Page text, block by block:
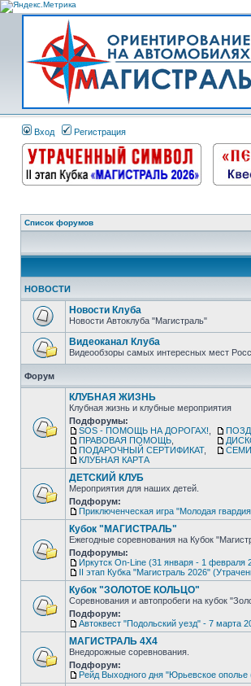
Вход Регистрация
Список форумов
НОВОСТИ
Новости Клуба
Новости Автоклуба "Магистраль"
Видеоканал Клуба
Видеообзоры самых интересных мест
Форум
КЛУБНАЯ ЖИЗНЬ
Клубная жизнь и клубные мероприятия
Подфорумы:
SOS - ПОМОЩЬ НА ДОРОГАХ!
ПРАВОВАЯ ПОМОЩЬ
ПОДАРОЧНЫЙ СЕРТИФИКАТ,
КЛУБНАЯ КАРТА
ДЕТСКИЙ КЛУБ
Мероприятия для наших детей.
Подфорум:
Приключенческая игра "Молодая
Кубок "МАГИСТРАЛЬ"
Ежегодные соревнования на Кубок
Подфорумы:
Иркутск On-Line (31 января - 1 февраля
II этап Кубка "Магистраль 2026"
Кубок "ЗОЛОТОЕ КОЛЬЦО"
Соревнования и автопробеги на кубок
Подфорум:
Автоквест "Подольский уезд" - 7 марта
МАГИСТРАЛЬ 4Х4
Внедорожные соревнования.
Подфорум:
Рейд Выходного дня "Юрьевское ополье